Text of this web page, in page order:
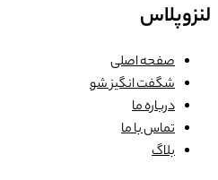
لنزوپلاس
صفحه اصلی
شگفت انگیز شو
درباره ما
تماس با ما
بلاگ